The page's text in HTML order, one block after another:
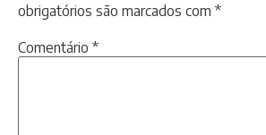
obrigatórios são marcados com *
Comentário *